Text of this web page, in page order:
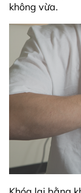
không vừa.